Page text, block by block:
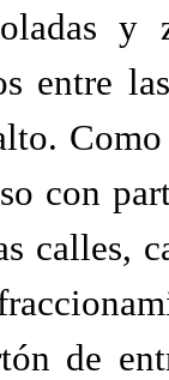
entre
con
calles,
de